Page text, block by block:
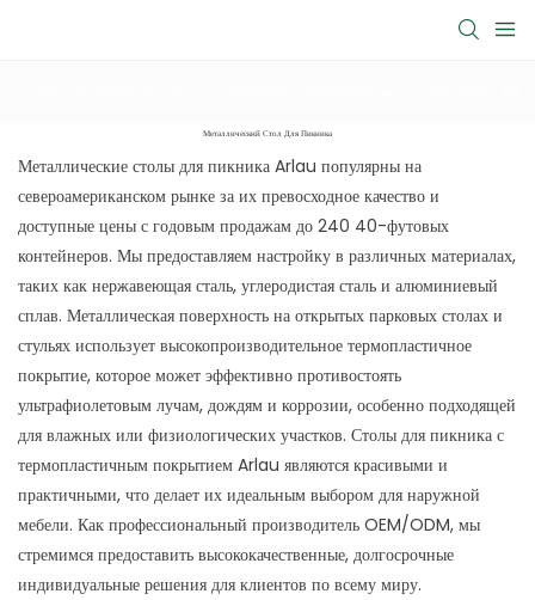
Металлический Стол Для Пикника
Металлические столы для пикника Arlau популярны на
североамериканском рынке за их превосходное качество и
доступные цены с годовым продажам до 240 40-футовых
контейнеров. Мы предоставляем настройку в различных материалах,
таких как нержавеющая сталь, углеродистая сталь и алюминиевый
сплав. Металлическая поверхность на открытых парковых столах и
стульях использует высокопроизводительное термопластичное
покрытие, которое может эффективно противостоять
ультрафиолетовым лучам, дождям и коррозии, особенно подходящей
для влажных или физиологических участков. Столы для пикника с
термопластичным покрытием Arlau являются красивыми и
практичными, что делает их идеальным выбором для наружной
мебели. Как профессиональный производитель OEM/ODM, мы
стремимся предоставить высококачественные, долгосрочные
индивидуальные решения для клиентов по всему миру.